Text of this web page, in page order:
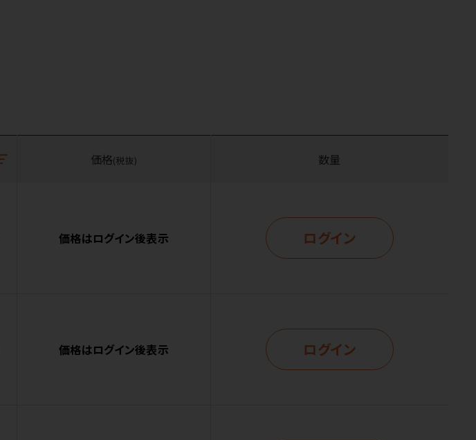
価格(税抜) 数量
価格はログイン後表示 ログイン
価格はログイン後表示 ログイン